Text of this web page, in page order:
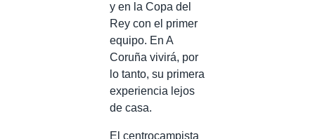
y en la Copa del
Rey con el primer
equipo. En A
Coruña vivirá, por
lo tanto, su primera
experiencia lejos
de casa.
El centrocampista